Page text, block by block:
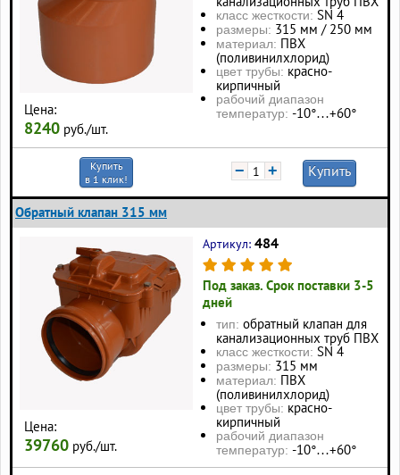
Цена:
8240 руб./шт.
класс жесткости: SN 4
размеры: 315 мм / 250 мм
материал: ПВХ
(поливинилхлорид)
цвет трубы: красно-
кирпичный
рабочий диапазон
температур: -10°…+60°
Купить
в 1 клик!
− + Купить
Обратный клапан 315 мм
Цена:
39760 руб./шт.
Артикул: 484
Под заказ. Срок поставки 3-5
дней
тип: обратный клапан для
канализационных труб ПВХ
класс жесткости: SN 4
размеры: 315 мм
материал: ПВХ
(поливинилхлорид)
цвет трубы: красно-
кирпичный
рабочий диапазон
температур: -10°…+60°